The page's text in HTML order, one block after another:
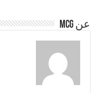
o
k
عن mcg